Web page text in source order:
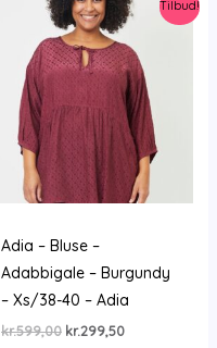
Tilbud!
Adia – Bluse –
Adabbigale – Burgundy
– Xs/38-40 – Adia
kr.599,00 Den
kr.299,50Den